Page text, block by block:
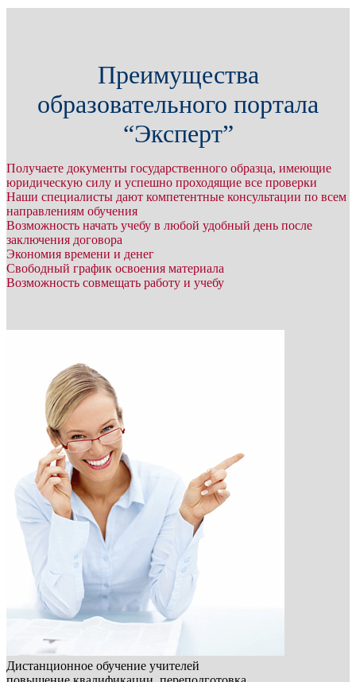
Преимущества
образовательного портала
“Эксперт”
Получаете документы государственного образца, имеющие
юридическую силу и успешно проходящие все проверки
Наши специалисты дают компетентные консультации по всем
направлениям обучения
Возможность начать учебу в любой удобный день после
заключения договора
Экономия времени и денег
Свободный график освоения материала
Возможность совмещать работу и учебу
Дистанционное обучение учителей